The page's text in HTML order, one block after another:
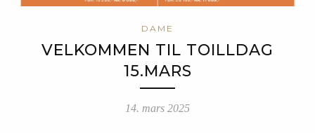
DAME
VELKOMMEN TIL TOILLDAG
15.MARS
14. mars 2025